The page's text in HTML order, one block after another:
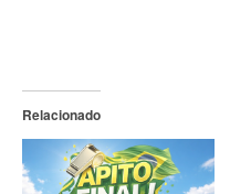
Relacionado